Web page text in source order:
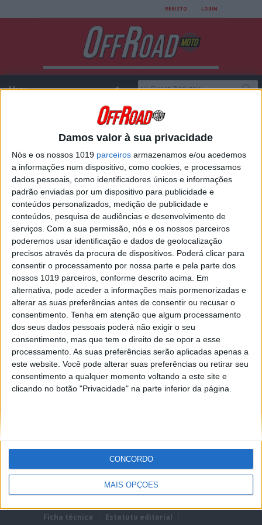
Damos valor à sua privacidade
Nós e os nossos 1019 parceiros armazenamos e/ou acedemos
a informações num dispositivo, como cookies, e processamos
dados pessoais, como identificadores únicos e informações
padrão enviadas por um dispositivo para publicidade e
conteúdos personalizados, medição de publicidade e
conteúdos, pesquisa de audiências e desenvolvimento de
serviços. Com a sua permissão, nós e os nossos parceiros
poderemos usar identificação e dados de geolocalização
precisos através da procura de dispositivos. Poderá clicar para
consentir o processamento por nossa parte e pela parte dos
nossos 1019 parceiros, conforme descrito acima. Em
alternativa, pode aceder a informações mais pormenorizadas e
alterar as suas preferências antes de consentir ou recusar o
consentimento. Tenha em atenção que algum processamento
dos seus dados pessoais poderá não exigir o seu
consentimento, mas que tem o direito de se opor a esse
processamento. As suas preferências serão aplicadas apenas a
este website. Você pode alterar suas preferências ou retirar seu
consentimento a qualquer momento voltando a este site e
clicando no botão "Privacidade" na parte inferior da página.
MAIS OPÇÕES
CONCORDO
REGISTO LOGIN
Login
USERNAME
PASSWORD
REMEMBER?
Lost password?
Ficha técnica Estatuto editorial